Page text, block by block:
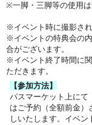
※一脚・三脚等の使用は
※イベント時に撮影さ
※イベントの特典会の
合がございます。
※イベント終了時間に
ただきます。
【参加方法】
パスマーケット上にて
はご予約（全額前金）
しいたします。イベ